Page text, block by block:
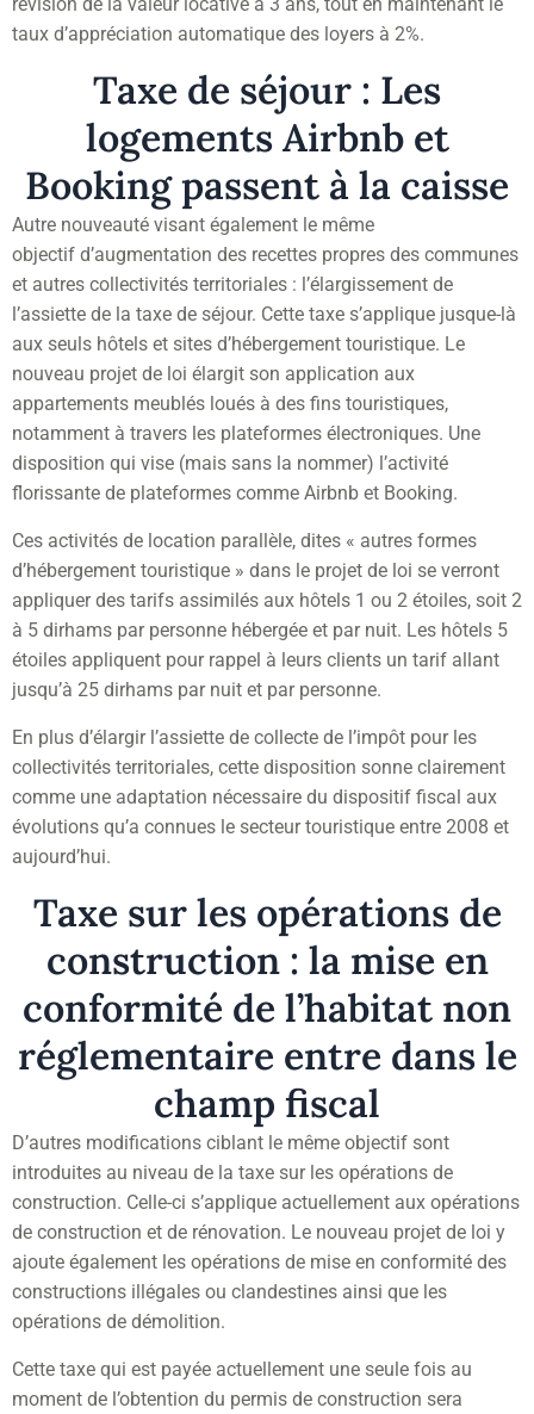
taux d’appréciation automatique des loyers à 2%.
Taxe de séjour : Les
logements Airbnb et
Booking passent à la caisse
Autre nouveauté visant également le même
objectif d’augmentation des recettes propres des communes
et autres collectivités territoriales : l’élargissement de
l’assiette de la taxe de séjour. Cette taxe s’applique jusque-là
aux seuls hôtels et sites d’hébergement touristique. Le
nouveau projet de loi élargit son application aux
appartements meublés loués à des fins touristiques,
notamment à travers les plateformes électroniques. Une
disposition qui vise (mais sans la nommer) l’activité
florissante de plateformes comme Airbnb et Booking.
Ces activités de location parallèle, dites « autres formes
d’hébergement touristique » dans le projet de loi se verront
appliquer des tarifs assimilés aux hôtels 1 ou 2 étoiles, soit 2
à 5 dirhams par personne hébergée et par nuit. Les hôtels 5
étoiles appliquent pour rappel à leurs clients un tarif allant
jusqu’à 25 dirhams par nuit et par personne.
En plus d’élargir l’assiette de collecte de l’impôt pour les
collectivités territoriales, cette disposition sonne clairement
comme une adaptation nécessaire du dispositif fiscal aux
évolutions qu’a connues le secteur touristique entre 2008 et
aujourd’hui.
Taxe sur les opérations de
construction : la mise en
conformité de l’habitat non
réglementaire entre dans le
champ fiscal
D’autres modifications ciblant le même objectif sont
introduites au niveau de la taxe sur les opérations de
construction. Celle-ci s’applique actuellement aux opérations
de construction et de rénovation. Le nouveau projet de loi y
ajoute également les opérations de mise en conformité des
constructions illégales ou clandestines ainsi que les
opérations de démolition.
Cette taxe qui est payée actuellement une seule fois au
moment de l’obtention du permis de construction sera